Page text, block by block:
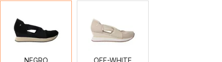
NEGRO OFF-WHITE